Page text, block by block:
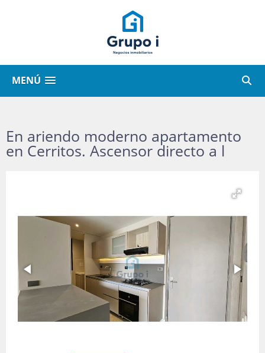
MENÚ
En ariendo moderno apartamento
en Cerritos. Ascensor directo a l